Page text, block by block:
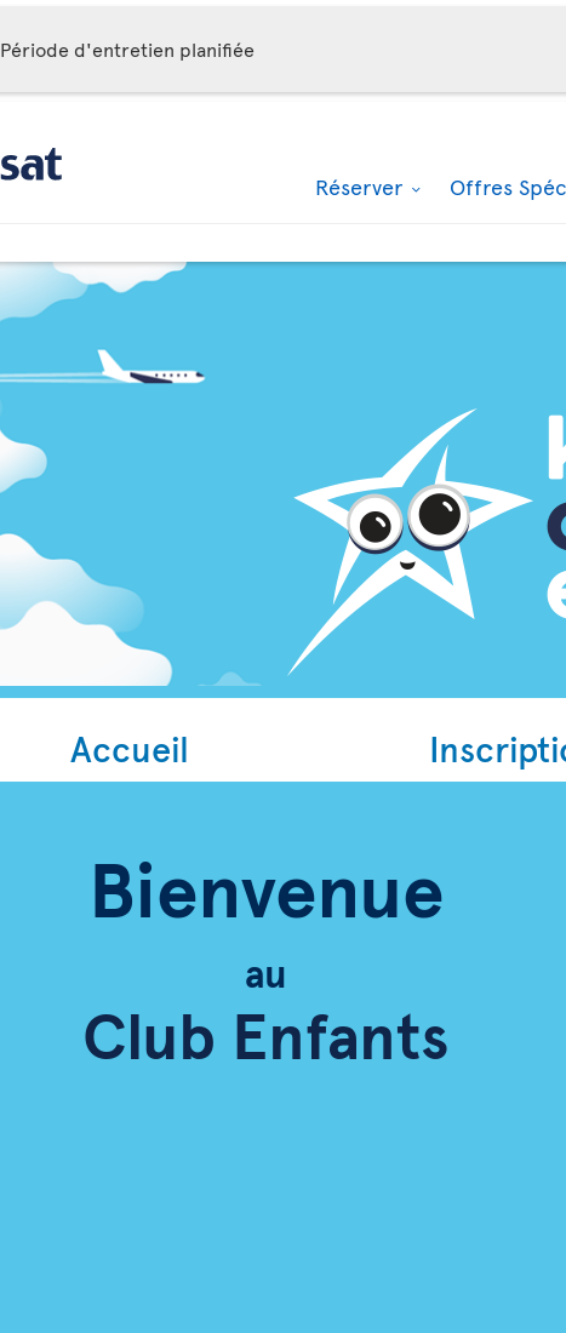
Période d'entretien planifiée
Réserver Offres
Accueil
Bienvenue
au
Club Enfants